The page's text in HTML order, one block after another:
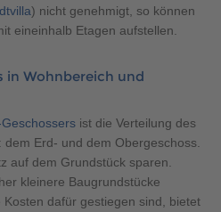
) nicht genehmigt, so können
eineinhalb Etagen aufstellen.
in Wohnbereich und
ist die Verteilung des
Erd- und dem Obergeschoss.
auf dem Grundstück sparen.
kleinere Baugrundstücke
dafür gestiegen sind, bietet